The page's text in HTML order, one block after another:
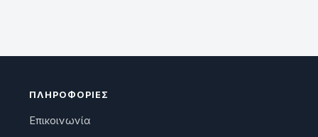
ΠΛΗΡΟΦΟΡΊΕΣ
Επικοινωνία